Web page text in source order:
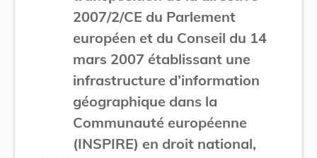
2007/2/CE du Parlement
européen et du Conseil du 14
mars 2007 établissant une
infrastructure d’information
géographique dans la
Communauté européenne
(INSPIRE) en droit national,